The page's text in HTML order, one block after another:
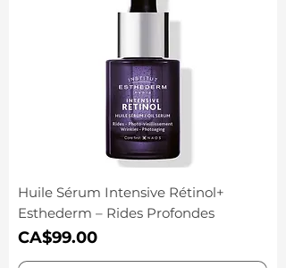
Huile Sérum Intensive Rétinol+
Esthederm – Rides Profondes
Price
CA$99.00